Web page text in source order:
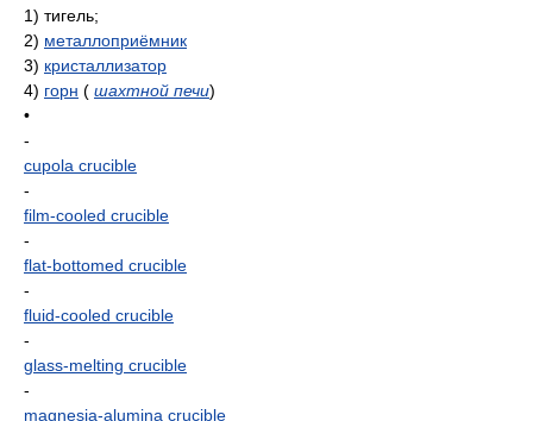
1) тигель;
2) металлоприёмник
3) кристаллизатор
4) горн ( шахтной печи)
•
-
cupola crucible
-
film-cooled crucible
-
flat-bottomed crucible
-
fluid-cooled crucible
-
glass-melting crucible
-
magnesia-alumina crucible